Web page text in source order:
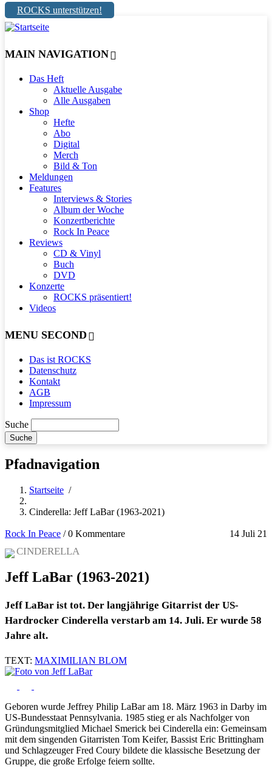
ROCKS unterstützen!
MAIN NAVIGATION
Das Heft
Aktuelle Ausgabe
Alle Ausgaben
Shop
Hefte
Abo
Digital
Merch
Bild & Ton
Meldungen
Features
Interviews & Stories
Album der Woche
Konzertberichte
Rock In Peace
Reviews
CD & Vinyl
Buch
DVD
Konzerte
ROCKS präsentiert!
Videos
MENU SECOND
Das ist ROCKS
Datenschutz
Kontakt
AGB
Impressum
Suche
Pfadnavigation
Startseite /
Cinderella: Jeff LaBar (1963-2021)
Rock In Peace 14 Juli 21
/0 Kommentare
CINDERELLA
Jeff LaBar (1963-2021)
Jeff LaBar ist tot. Der langjährige Gitarrist der US-
Hardrocker Cinderella verstarb am 14. Juli. Er wurde 58
Jahre alt.
TEXT: MAXIMILIAN BLOM
Geboren wurde Jeffrey Philip LaBar am 18. März 1963 in Darby im
US-Bundesstaat Pennsylvania. 1985 stieg er als Nachfolger von
Gründungsmitglied Michael Smerick bei Cinderella ein: Gemeinsam
mit dem singenden Gitarristen Tom Keifer, Bassist Eric Brittingham
und Schlagzeuger Fred Coury bildete die klassische Besetzung der
Gruppe, die große Erfolge feiern sollte.